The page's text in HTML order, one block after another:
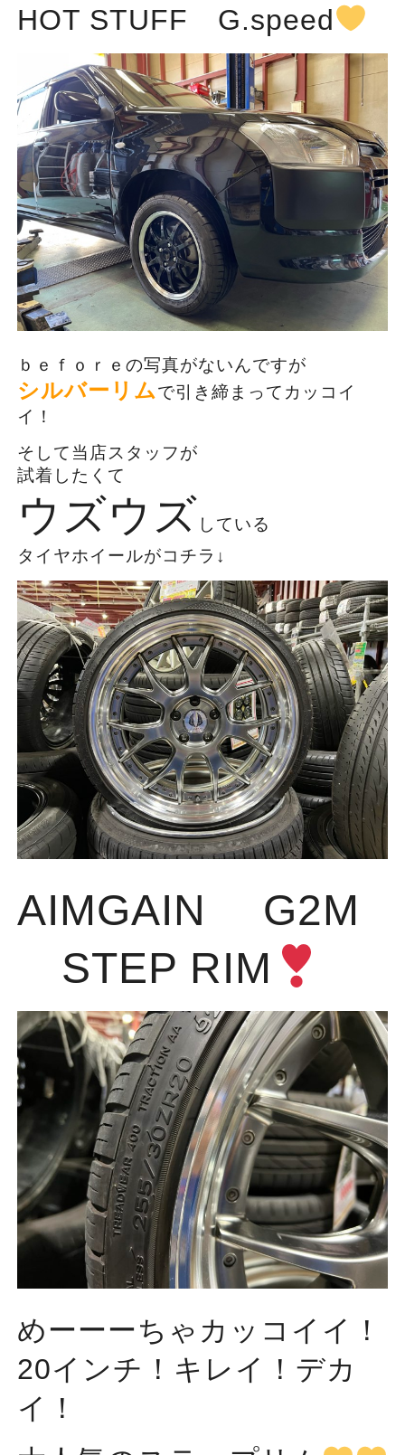
HOT STUFF G.speed
ｂｅｆｏｒｅの写真がないんですが
シルバーリムで引き締まってカッコイ
イ！
そして当店スタッフが
試着したくて
ウズウズ している
タイヤホイールがコチラ↓
AIMGAIN G2M
STEP RIM
めーーーちゃカッコイイ！
20インチ！キレイ！デカ
イ！